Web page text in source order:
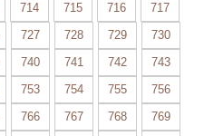
714 715 716
717
727 728 729
730
740 741 742
743
753 754 755
756
766 767 768 769